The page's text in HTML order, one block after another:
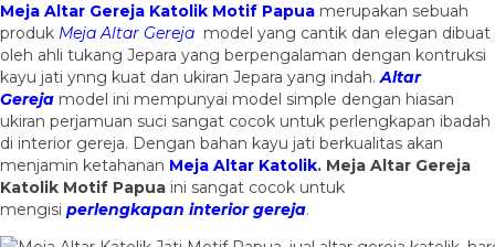
Meja Altar Gereja Katolik Motif Papua merupakan sebuah
produk Meja Altar Gereja model yang cantik dan elegan dibuat
oleh ahli tukang Jepara yang berpengalaman dengan kontruksi
kayu jati ynng kuat dan ukiran Jepara yang indah. Altar
Gereja model ini mempunyai model simple dengan hiasan
ukiran perjamuan suci sangat cocok untuk perlengkapan ibadah
di interior gereja. Dengan bahan kayu jati berkualitas akan
menjamin ketahanan Meja Altar Katolik. Meja Altar Gereja
Katolik Motif Papua ini sangat cocok untuk
mengisi perlengkapan interior gereja.